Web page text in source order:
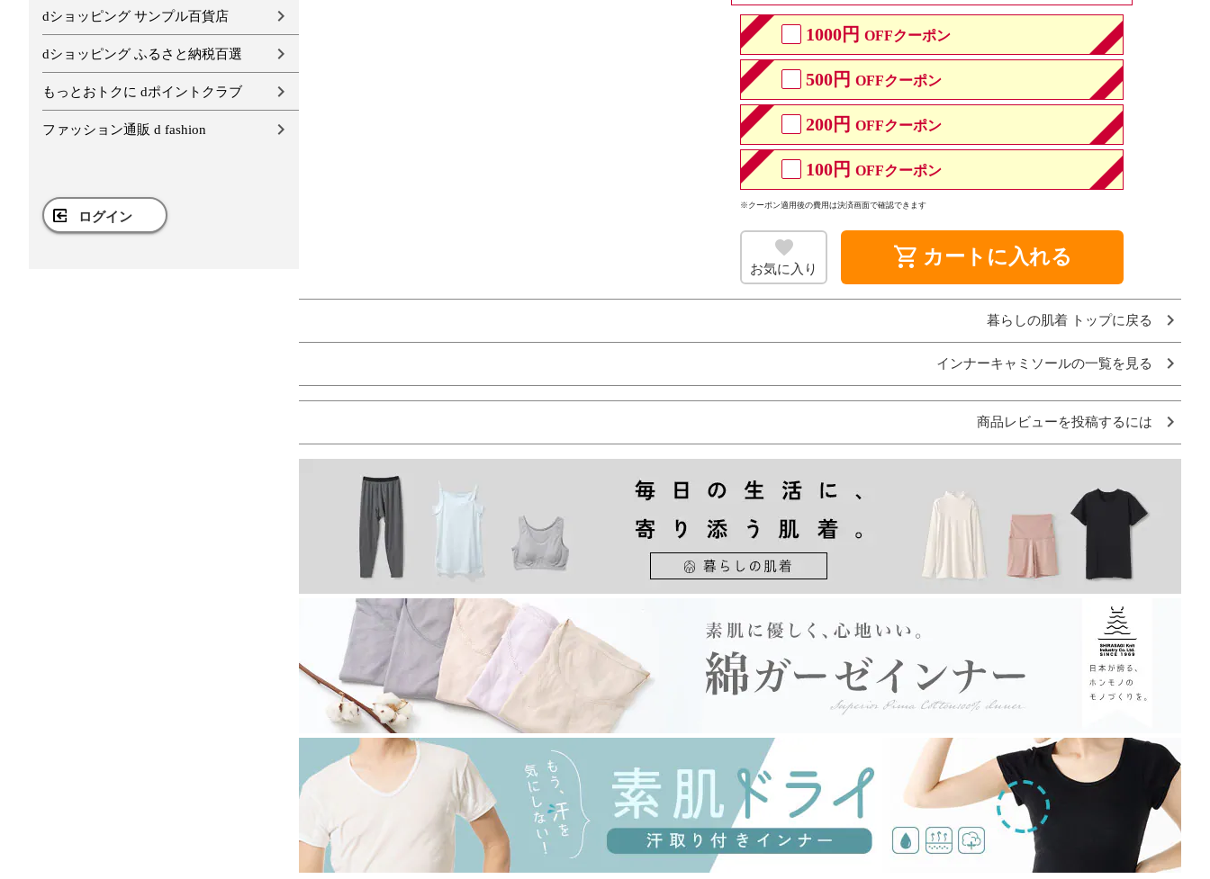
dショッピング サンプル百貨店
dショッピング ふるさと納税百選
もっとおトクに dポイントクラブ
ファッション通販 d fashion
ログイン
1000円 OFFクーポン
500円 OFFクーポン
200円 OFFクーポン
100円 OFFクーポン
※クーポン適用後の費用は決済画面で確認できます
お気に入り shopping_cart カートに入れる
暮らしの肌着 トップに戻る
インナーキャミソールの一覧を見る
商品レビューを投稿するには